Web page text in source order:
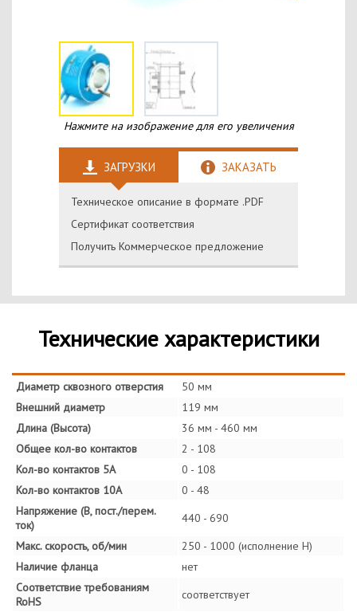
Нажмите на изображение для его увеличения
ЗАГРУЗКИ ЗАКАЗАТЬ
Техническое описание в формате .PDF
Сертификат соответствия
Получить Коммерческое предложение
Технические характеристики
Диаметр сквозного отверстия
50 мм
Внешний диаметр
119 мм
Длина (Высота)
36 мм - 460 мм
Общее кол-во контактов
2 - 108
Кол-во контактов 5А
0 - 108
Кол-во контактов 10А
0 - 48
Напряжение (В, пост./перем.
ток)
440 - 690
Макс. скорость, об/мин
250 - 1000 (исполнение H)
Наличие фланца
нет
Соответствие требованиям
RoHS
соответствует